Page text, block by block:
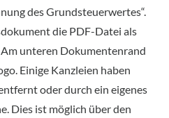
des Grundsteuerwertes“.
die PDF-Datei als
unteren Dokumentenrand
Einige Kanzleien haben
oder durch ein eigenes
Dies ist möglich über den